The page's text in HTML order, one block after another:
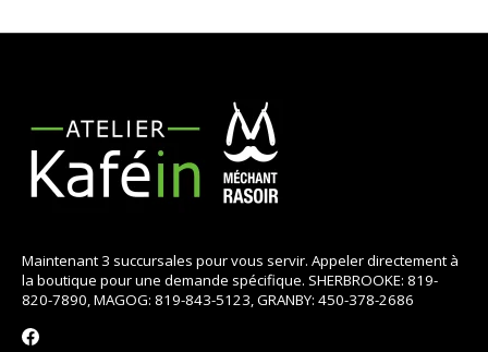
Maintenant 3 succursales pour vous servir. Appeler directement à
la boutique pour une demande spécifique. SHERBROOKE: 819-
820-7890, MAGOG: 819-843-5123, GRANBY: 450-378-2686